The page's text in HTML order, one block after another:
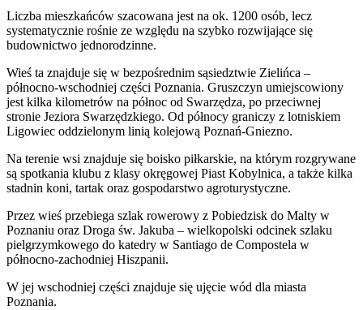
Liczba mieszkańców szacowana jest na ok. 1200 osób, lecz
systematycznie rośnie ze względu na szybko rozwijające się
budownictwo jednorodzinne.
Wieś ta znajduje się w bezpośrednim sąsiedztwie Zielińca –
północno-wschodniej części Poznania. Gruszczyn umiejscowiony
jest kilka kilometrów na północ od Swarzędza, po przeciwnej
stronie Jeziora Swarzędzkiego. Od północy graniczy z lotniskiem
Ligowiec oddzielonym linią kolejową Poznań-Gniezno.
Na terenie wsi znajduje się boisko piłkarskie, na którym rozgrywane
są spotkania klubu z klasy okręgowej Piast Kobylnica, a także kilka
stadnin koni, tartak oraz gospodarstwo agroturystyczne.
Przez wieś przebiega szlak rowerowy z Pobiedzisk do Malty w
Poznaniu oraz Droga św. Jakuba – wielkopolski odcinek szlaku
pielgrzymkowego do katedry w Santiago de Compostela w
północno-zachodniej Hiszpanii.
W jej wschodniej części znajduje się ujęcie wód dla miasta
Poznania.